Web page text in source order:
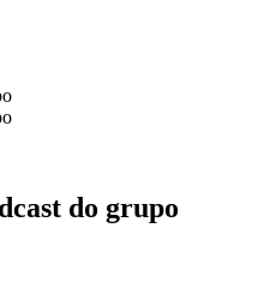
do grupo